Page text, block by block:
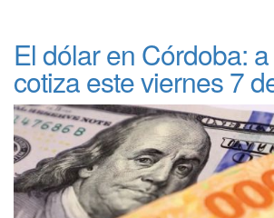
El dólar en Córdoba:
cotiza este viernes 7